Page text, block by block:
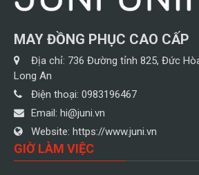
MAY ĐỒNG PHỤC CAO CẤP
Địa chỉ: 736 Đường tỉnh 825, Đức
Long An
Điện thoại: 0983196467
Email: hi@juni.vn
Website: https://www.juni.vn
GIỜ LÀM VIỆC